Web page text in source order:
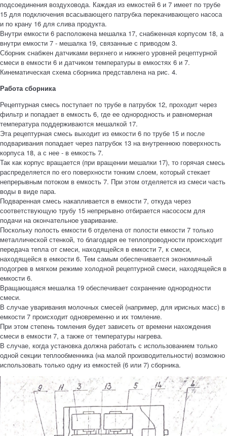
подсоединения воздуховода. Каждая из емкостей 6 и 7 имеет по трубе
15 для подключения всасывающего патрубка перекачивающего насоса
и по крану 16 для слива продукта.
Внутри емкости 6 расположена мешалка 17, снабженная корпусом 18, а
внутри емкости 7 - мешалка 19, связанные с приводом 3.
Сборник снабжен датчиками верхнего и нижнего уровней рецептурной
смеси в емкости 6 и датчиком температуры в емкостях 6 и 7.
Кинематическая схема сборника представлена на рис. 4.
Работа сборника
Рецептурная смесь поступает по трубе в патрубок 12, проходит через
фильтр и попадает в емкость 6, где ее однородность и равномерная
температура поддерживаются мешалкой 17.
Эта рецептурная смесь выходит из емкости 6 по трубе 15 и после
подваривания попадает через патрубок 13 на внутреннюю поверхность
корпуса 18, а с нее - в емкость 7.
Так как корпус вращается (при вращении мешалки 17), то горячая смесь
распределяется по его поверхности тонким слоем, который стекает
непрерывным потоком в емкость 7. При этом отделяется из смеси часть
воды в виде пара.
Подваренная смесь накапливается в емкости 7, откуда через
соответствующую трубу 15 непрерывно отбирается насососм для
подачи на окончательное уваривание.
Поскольку полость емкости 6 отделена от полости емкости 7 только
металлической стенкой, то благодаря ее теплопроводности происходит
передача тепла от смеси, находящейся в емкости 7, к смеси,
находящейся в емкости 6. Тем самым обеспечивается экономичный
подогрев в мягком режиме холодной рецептурной смеси, находящейся в
емкости 6.
Вращающаяся мешалка 19 обеспечивает сохранение однородности
смеси.
В случае уваривания молочных смесей (например, для ирисных масс) в
емкости 7 происходит одновременно и их томление.
При этом степень томления будет зависеть от времени нахождения
смеси в емкости 7, а также от температуры нагрева.
В случае, когда установка должна работать с использованием только
одной секции теплообменника (на малой производительности) возможно
использовать только одну из емкостей (6 или 7) сборника.